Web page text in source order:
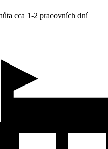
cca 1-2 pracovních dní